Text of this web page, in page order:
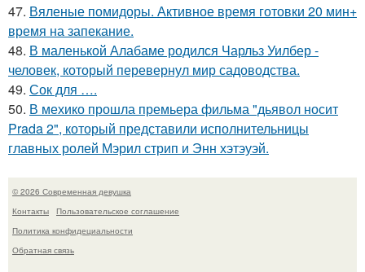
47. Вяленые помидоры. Активное время готовки 20 мин+
время на запекание.
48. В маленькой Алабаме родился Чарльз Уилбер -
человек, который перевернул мир садоводства.
49. Сок для ….
50. В мехико прошла премьера фильма "дьявол носит
Prada 2", который представили исполнительницы
главных ролей Мэрил стрип и Энн хэтэуэй.
© 2026 Современная девушка
Контакты
Пользовательское соглашение
Политика конфидециальности
Обратная связь